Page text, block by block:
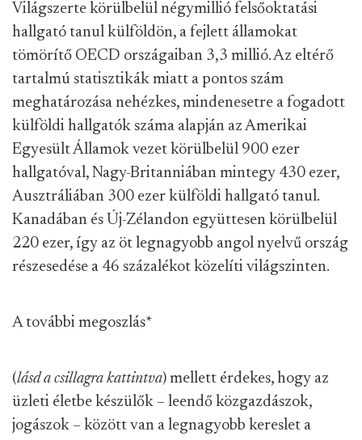
Világszerte körülbelül négymillió felsőoktatási
hallgató tanul külföldön, a fejlett államokat
tömörítő OECD országaiban 3,3 millió. Az eltérő
tartalmú statisztikák miatt a pontos szám
meghatározása nehézkes, mindenesetre a fogadott
külföldi hallgatók száma alapján az Amerikai
Egyesült Államok vezet körülbelül 900 ezer
hallgatóval, Nagy-Britanniában mintegy 430 ezer,
Ausztráliában 300 ezer külföldi hallgató tanul.
Kanadában és Új-Zélandon együttesen körülbelül
220 ezer, így az öt legnagyobb angol nyelvű ország
részesedése a 46 százalékot közelíti világszinten.
A további megoszlás*
(lásd a csillagra kattintva) mellett érdekes, hogy az
üzleti életbe készülők – leendő közgazdászok,
jogászok – között van a legnagyobb kereslet a